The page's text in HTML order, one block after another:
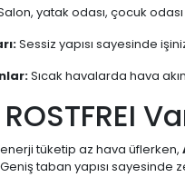
yatak odası, çocuk
Sessiz yapısı sayesinde
Sıcak havalarda hava
tüketip az hava üflerken,
taban yapısı sayesinde